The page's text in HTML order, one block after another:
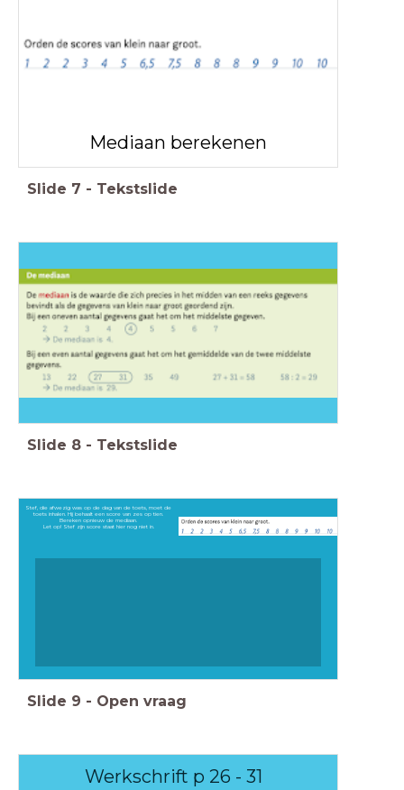
Mediaan berekenen
Slide 7 - Tekstslide
Slide 8 - Tekstslide
Stef, die afwezig was op de dag van de toets, moet de
toets inhalen. Hij behaalt een score van zes op tien.
Bereken opnieuw de mediaan.
Let op! Stef zijn score staat hier nog niet in.
Slide 9 - Open vraag
Werkschrift p 26 - 31